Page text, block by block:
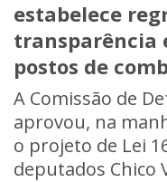
estabelece
transparência
postos de
A Comissão de
aprovou, na
o projeto de Lei
deputados Chico